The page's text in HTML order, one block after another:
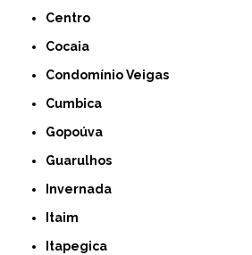
Centro
Cocaia
Condomínio Veigas
Cumbica
Gopoúva
Guarulhos
Invernada
Itaim
Itapegica